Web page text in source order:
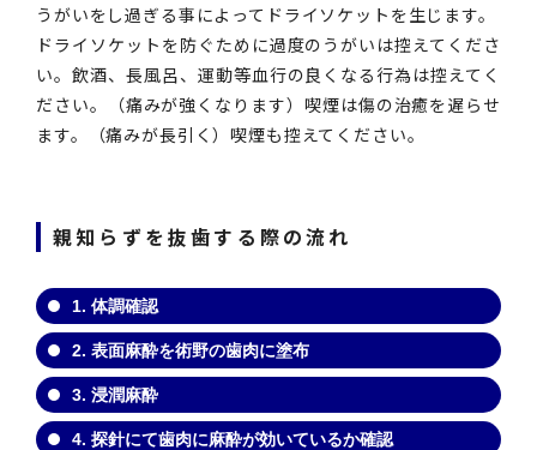
うがいをし過ぎる事によってドライソケットを生じます。
ドライソケットを防ぐために過度のうがいは控えてくださ
い。飲酒、長風呂、運動等血行の良くなる行為は控えてく
ださい。（痛みが強くなります）喫煙は傷の治癒を遅らせ
ます。（痛みが長引く）喫煙も控えてください。
親知らずを抜歯する際の流れ
1. 体調確認
2. 表面麻酔を術野の歯肉に塗布
3. 浸潤麻酔
4. 探針にて歯肉に麻酔が効いているか確認